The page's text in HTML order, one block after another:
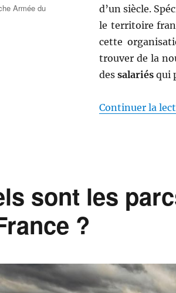
d’un siècle.
le territoire
cette
trouver de la
des salariés qui
Continuer la
Armée du
sont les
?